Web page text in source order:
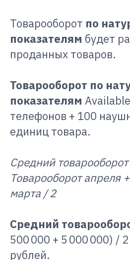
Товарооборот по
показателям будет
проданных товаров.
Товарооборот по
показателям
телефонов + 100
единиц товара.
Средний
Товарооборот апреля
марта / 2
Средний
500 000 + 5 000 000) /
рублей.